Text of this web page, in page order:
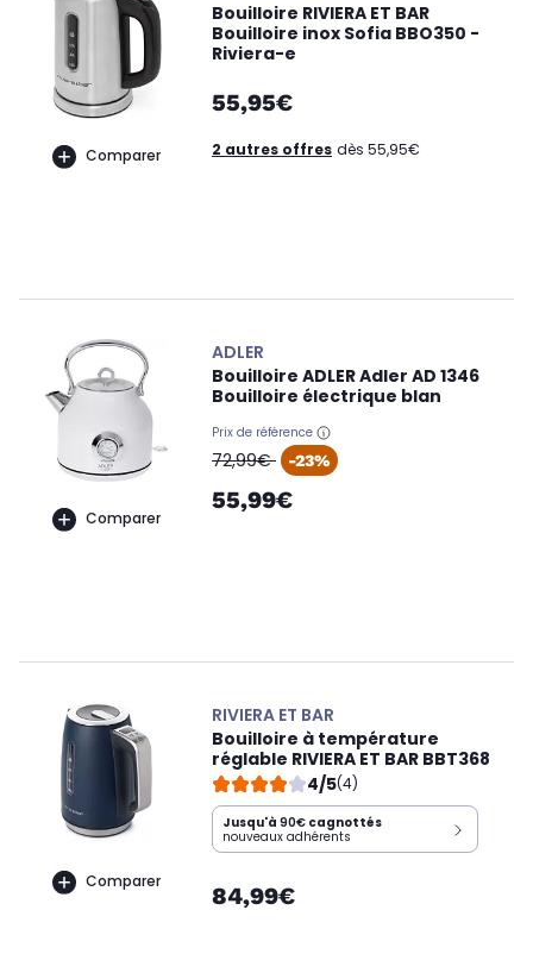
Comparer
Bouilloire RIVIERA ET BAR
Bouilloire inox Sofia BBO350 -
Riviera-e
55,95€
2 autres offres dès 55,95€
Comparer
ADLER
Bouilloire ADLER Adler AD 1346
Bouilloire électrique blan
Prix de référence
oldPrice
72,99€ -23%
55,99€
Comparer
RIVIERA ET BAR
Bouilloire à température
réglable RIVIERA ET BAR BBT368
4/5(4)
Jusqu'à 90€ cagnottés
nouveaux adhérents
84,99€